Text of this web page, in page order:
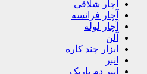
آچار شلاقی
آچار فرانسه
آچار لوله
آلن
ابزار چند کاره
انبر
انبر دم باریک